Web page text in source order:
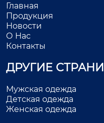
Главная
Продукция
Новости
О Нас
Контакты
ДРУГИЕ
Мужская одежда
Детская одежда
Женская одежда